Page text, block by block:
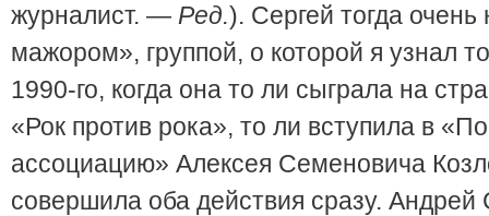
журналист. — Ред.). Сергей тогда
мажором», группой, о которой я узнал
1990-го, когда она то ли сыграла на
«Рок против рока», то ли вступила в
ассоциацию» Алексея Семеновича
совершила оба действия сразу. Андрей